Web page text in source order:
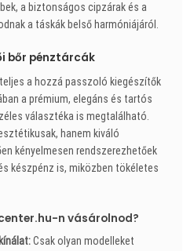
a biztonságos cipzárak és a
a táskák belső harmóniájáról.
bőr pénztárcák
a hozzá passzoló kiegészítők
a prémium, elegáns és tartós
választéka is megtalálható.
hanem kiváló
kényelmesen rendszerezhetőek
készpénz is, miközben tökéletes
n vásárolnod?
Csak olyan modelleket